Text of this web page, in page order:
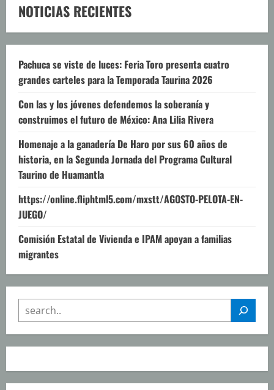
NOTICIAS RECIENTES
Pachuca se viste de luces: Feria Toro presenta cuatro
grandes carteles para la Temporada Taurina 2026
Con las y los jóvenes defendemos la soberanía y
construimos el futuro de México: Ana Lilia Rivera
Homenaje a la ganadería De Haro por sus 60 años de
historia, en la Segunda Jornada del Programa Cultural
Taurino de Huamantla
https://online.fliphtml5.com/mxstt/AGOSTO-PELOTA-EN-
JUEGO/
Comisión Estatal de Vivienda e IPAM apoyan a familias
migrantes